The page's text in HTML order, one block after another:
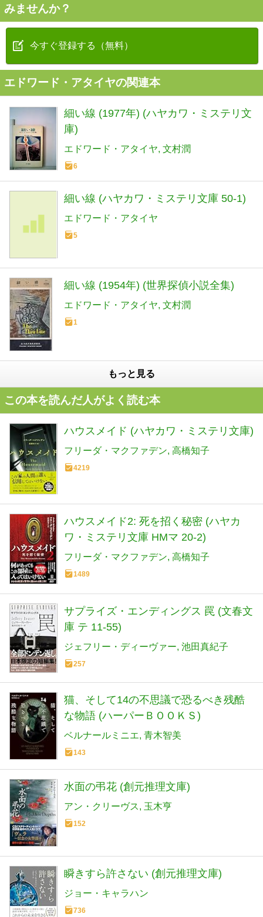
みませんか？
今すぐ登録する（無料）
エドワード・アタイヤの関連本
細い線 (1977年) (ハヤカワ・ミステリ文
庫)
エドワード・アタイヤ 文村潤
6
細い線 (ハヤカワ・ミステリ文庫 50-1)
エドワード・アタイヤ
5
細い線 (1954年) (世界探偵小説全集)
エドワード・アタイヤ 文村潤
1
もっと見る
この本を読んだ人がよく読む本
ハウスメイド (ハヤカワ・ミステリ文庫)
フリーダ・マクファデン 高橋知子
4219
ハウスメイド2: 死を招く秘密 (ハヤカ
ワ・ミステリ文庫 HMマ 20-2)
フリーダ・マクファデン 高橋知子
1489
サプライズ・エンディングス 罠 (文春文
庫 テ 11-55)
ジェフリー・ディーヴァー 池田真紀子
257
猫、そして14の不思議で恐るべき残酷
な物語 (ハーパーＢＯＯＫＳ)
ベルナールミニエ 青木智美
143
水面の弔花 (創元推理文庫)
アン・クリーヴス 玉木亨
152
瞬きすら許さない (創元推理文庫)
ジョー・キャラハン
736